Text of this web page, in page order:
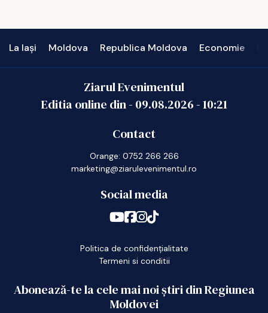
La Iași Moldova Republica Moldova Economie
Ziarul Evenimentul
Editia online din - 09.08.2026-10:21
Contact
Orange: 0752 266 266
marketing@ziarulevenimentul.ro
Social media
Politica de confidențialitate
Termeni si conditii
Abonează-te la cele mai noi știri din Regiunea
Moldovei